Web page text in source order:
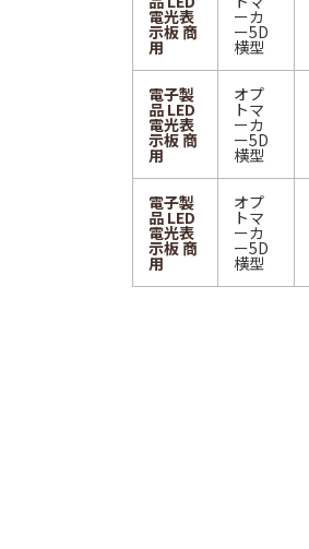
電光表
示板 商
用
ーカ
ー5D
横型
電子製
品 LED
電光表
示板 商
用
オプ
トマ
ーカ
ー5D
横型
電子製
品 LED
電光表
示板 商
用
オプ
トマ
ーカ
ー5D
横型